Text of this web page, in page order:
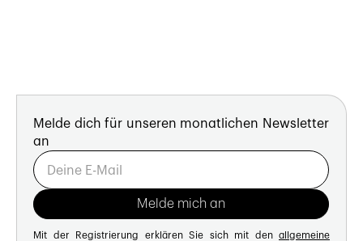
Melde dich für unseren monatlichen Newsletter
an
Mit der Registrierung erklären Sie sich mit den allgemeine